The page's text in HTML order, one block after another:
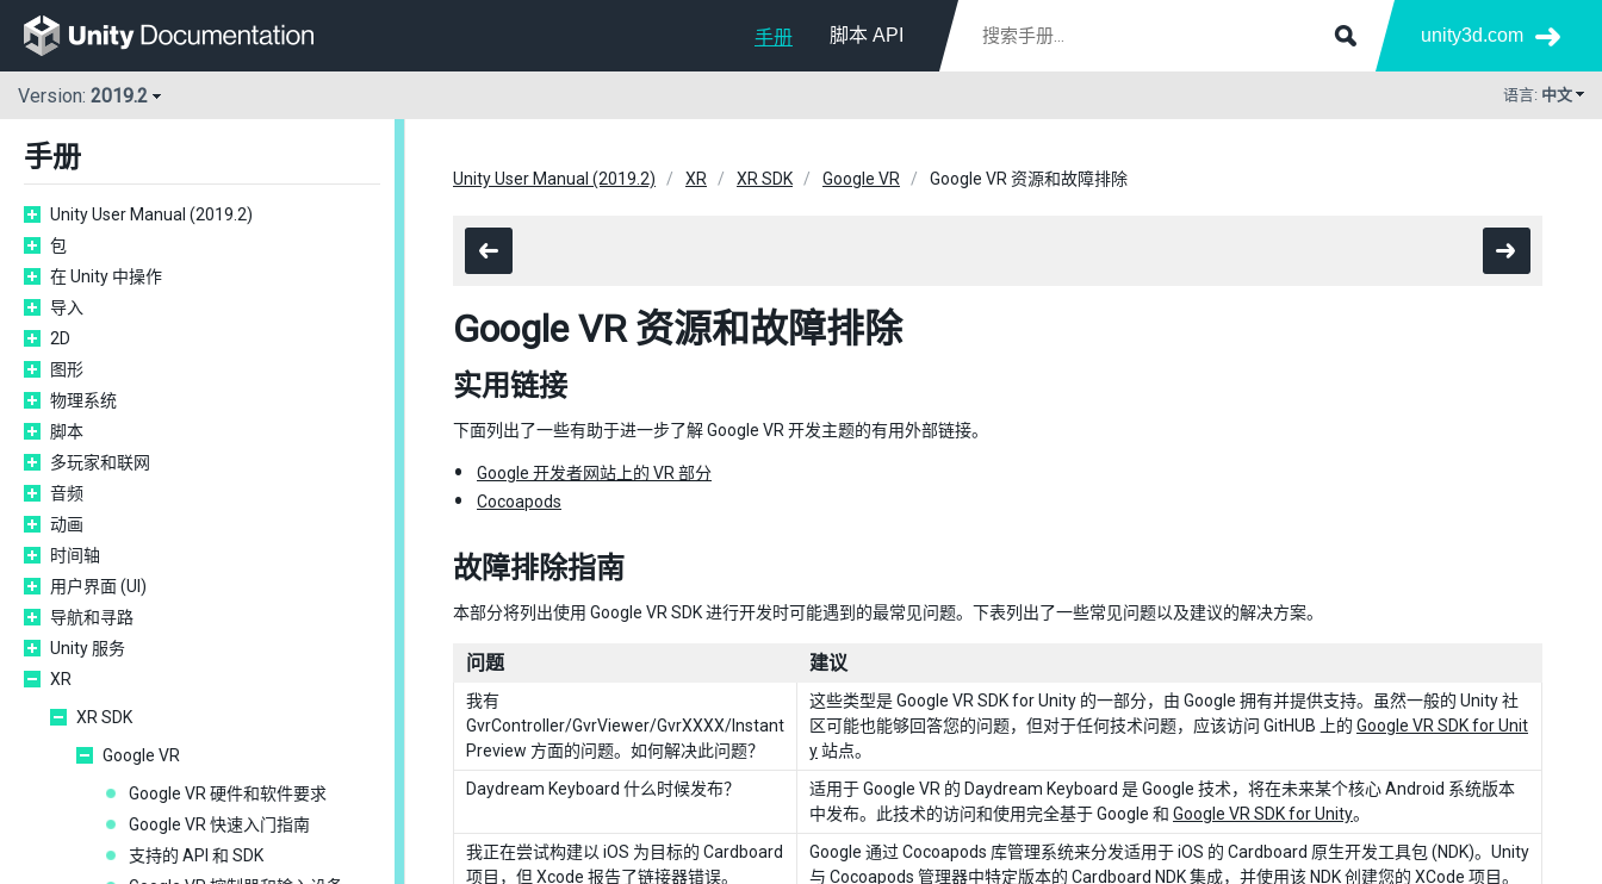
手册 脚本 API unity3d.com
Version: 2019.2 语言: 中文
手册
Unity User Manual (2019.2)
包
在 Unity 中操作
导入
2D
图形
物理系统
脚本
多玩家和联网
音频
动画
时间轴
用户界面 (UI)
导航和寻路
Unity 服务
XR
XR SDK
Google VR
Google VR 硬件和软件要求
Google VR 快速入门指南
支持的 API 和 SDK
Unity User Manual (2019.2) XR XR SDK Google VR Google VR 资源和故障排除
Google VR 资源和故障排除
实用链接
下面列出了一些有助于进一步了解 Google VR 开发主题的有用外部链接。
Google 开发者网站上的 VR 部分
Cocoapods
故障排除指南
本部分将列出使用 Google VR SDK 进行开发时可能遇到的最常见问题。下表列出了一些常见问题以及建议的解决方案。
问题 建议
我有
GvrController/GvrViewer/GvrXXXX/Instant
Preview 方面的问题。如何解决此问题？
这些类型是 Google VR SDK for Unity 的一部分，由 Google 拥有并提供支持。虽然一般的 Unity 社
区可能也能够回答您的问题，但对于任何技术问题，应该访问 GitHUB 上的 Google VR SDK for Unit
y站点。
Daydream Keyboard 什么时候发布？
适用于 Google VR 的 Daydream Keyboard 是 Google 技术，将在未来某个核心 Android 系统版本
中发布。此技术的访问和使用完全基于 Google 和 Google VR SDK for Unity。
我正在尝试构建以 iOS 为目标的 Cardboard
项目，但 Xcode 报告了链接器错误。
Google 通过 Cocoapods 库管理系统来分发适用于 iOS 的 Cardboard 原生开发工具包 (NDK)。Unity
与 Cocoapods 管理器中特定版本的 Cardboard NDK 集成，并使用该 NDK 创建您的 XCode 项目。